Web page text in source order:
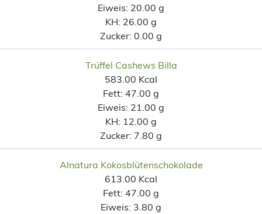
Eiweis: 20.00 g
KH: 26.00 g
Zucker: 0.00 g
Trüffel Cashews Billa
583.00 Kcal
Fett: 47.00 g
Eiweis: 21.00 g
KH: 12.00 g
Zucker: 7.80 g
Alnatura Kokosblütenschokolade
613.00 Kcal
Fett: 47.00 g
Eiweis: 3.80 g